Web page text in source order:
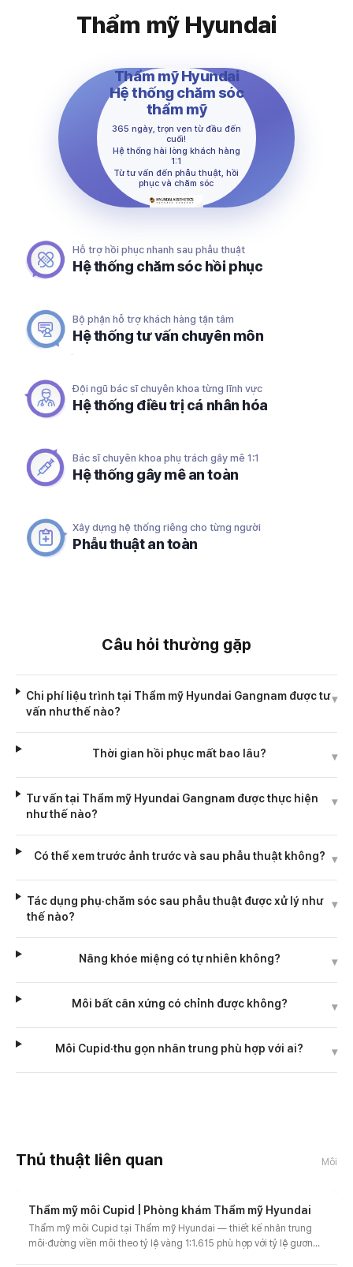
Thẩm mỹ Hyundai
Thẩm mỹ Hyundai
Hệ thống chăm sóc
thẩm mỹ
365 ngày, trọn vẹn từ đầu đến
cuối!
Hệ thống hài lòng khách hàng
1:1
Từ tư vấn đến phẫu thuật, hồi
phục và chăm sóc
Hỗ trợ hồi phục nhanh sau phẫu thuật
Hệ thống chăm sóc hồi phục
Bộ phận hỗ trợ khách hàng tận tâm
Hệ thống tư vấn chuyên môn
Đội ngũ bác sĩ chuyên khoa từng lĩnh vực
Hệ thống điều trị cá nhân hóa
Bác sĩ chuyên khoa phụ trách gây mê 1:1
Hệ thống gây mê an toàn
Xây dựng hệ thống riêng cho từng người
Phẫu thuật an toàn
Câu hỏi thường gặp
Chi phí liệu trình tại Thẩm mỹ Hyundai Gangnam được tư
vấn như thế nào?
▾
Thời gian hồi phục mất bao lâu? ▾
Tư vấn tại Thẩm mỹ Hyundai Gangnam được thực hiện
như thế nào?
▾
Có thể xem trước ảnh trước và sau phẫu thuật không? ▾
Tác dụng phụ·chăm sóc sau phẫu thuật được xử lý như
thế nào?
▾
Nâng khóe miệng có tự nhiên không? ▾
Môi bất cân xứng có chỉnh được không? ▾
Môi Cupid·thu gọn nhân trung phù hợp với ai? ▾
Thủ thuật liên quan Môi
Thẩm mỹ môi Cupid | Phòng khám Thẩm mỹ Hyundai
Thẩm mỹ môi Cupid tại Thẩm mỹ Hyundai — thiết kế nhân trung
môi·đường viền môi theo tỷ lệ vàng 1:1.615 phù hợp với tỷ lệ gương